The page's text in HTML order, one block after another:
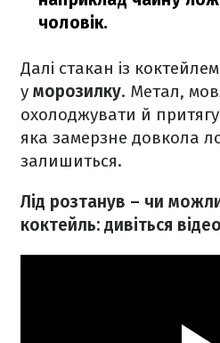
чоловік.
Далі стакан із
у морозилку. Метал,
охолоджувати й
яка замерзне довкола
залишиться.
Лід розтанув – чи
коктейль: дивіться